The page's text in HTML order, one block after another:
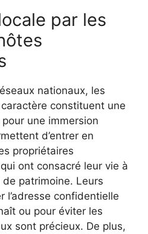
par les
nationaux, les
constituent une
une immersion
d’entrer en
propriétaires
ont consacré leur vie à
patrimoine. Leurs
l’adresse confidentielle
ou pour éviter les
sont précieux. De plus,